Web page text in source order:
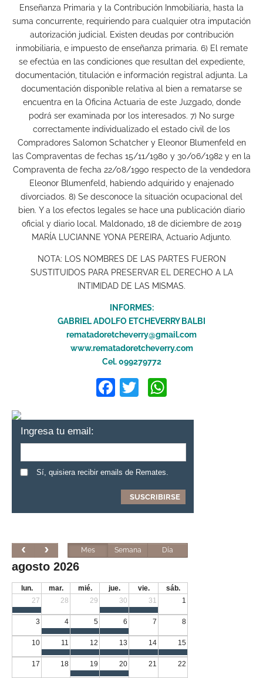
Enseñanza Primaria y la Contribución Inmobiliaria, hasta la
suma concurrente, requiriendo para cualquier otra imputación
autorización judicial. Existen deudas por contribución
inmobiliaria, e impuesto de enseñanza primaria. 6) El remate
se efectúa en las condiciones que resultan del expediente,
documentación, titulación e información registral adjunta. La
documentación disponible relativa al bien a rematarse se
encuentra en la Oficina Actuaria de este Juzgado, donde
podrá ser examinada por los interesados. 7) No surge
correctamente individualizado el estado civil de los
Compradores Salomon Schatcher y Eleonor Blumenfeld en
las Compraventas de fechas 15/11/1980 y 30/06/1982 y en la
Compraventa de fecha 22/08/1990 respecto de la vendedora
Eleonor Blumenfeld, habiendo adquirido y enajenado
divorciados. 8) Se desconoce la situación ocupacional del
bien. Y a los efectos legales se hace una publicación diario
oficial y diario local. Maldonado, 18 de diciembre de 2019
MARÍA LUCIANNE YONA PEREIRA, Actuario Adjunto.
NOTA: LOS NOMBRES DE LAS PARTES FUERON
SUSTITUIDOS PARA PRESERVAR EL DERECHO A LA
INTIMIDAD DE LAS MISMAS.
INFORMES:
GABRIEL ADOLFO ETCHEVERRY BALBI
rematadoretcheverry@gmail.com
www.rematadoretcheverry.com
Cel. 099279772
Facebook
Twitter
Ingresa tu email:
Sí, quisiera recibir emails de Remates.
Mes Semana Día
agosto 2026
lun. mar. mié. jue. vie.
sáb.
27
28 29 30 31 1
3 4 5 6 7 8
10 11 12 13 14 15
17 18 19 20 21 22